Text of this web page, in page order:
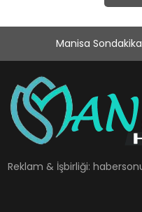
MAGAZIN
SIYASET
SPOR
TEKNOLOJI
Manisa
Reklam & İşbirliği: